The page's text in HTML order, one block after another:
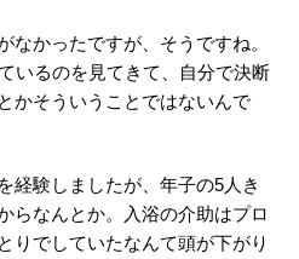
なかったですが、そうですね。
いるのを見てきて、自分で決断
かそういうことではないんで
経験しましたが、年子の5人き
らなんとか。入浴の介助はプロ
りでしていたなんて頭が下がり